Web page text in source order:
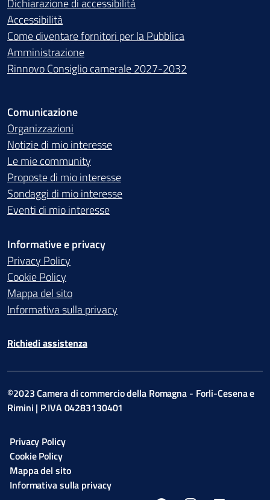
Dichiarazione di accessibilità
Accessibilità
Come diventare fornitori per la Pubblica
Amministrazione
Rinnovo Consiglio camerale 2027-2032
Comunicazione
Organizzazioni
Notizie di mio interesse
Le mie community
Proposte di mio interesse
Sondaggi di mio interesse
Eventi di mio interesse
Informative e privacy
Privacy Policy
Cookie Policy
Mappa del sito
Informativa sulla privacy
Richiedi assistenza
©2023 Camera di commercio della Romagna - Forli-Cesena e
Rimini | P.IVA 04283130401
Privacy Policy
Cookie Policy
Mappa del sito
Informativa sulla privacy